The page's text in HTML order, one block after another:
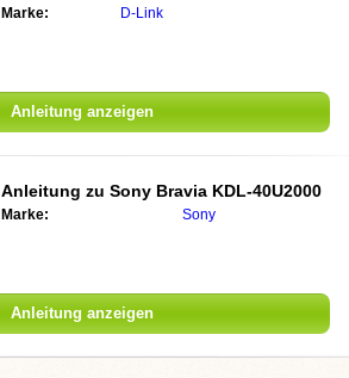
Marke: D-Link
Anleitung anzeigen
Anleitung zu Sony Bravia KDL-40U2000
Marke: Sony
Anleitung anzeigen